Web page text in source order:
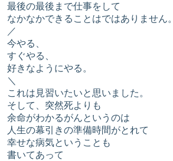
最後の最後まで仕事をして
なかなかできることはではありません。
／
今やる、
すぐやる、
好きなようにやる。
＼
これは見習いたいと思いました。
そして、突然死よりも
余命がわかるがんというのは
人生の幕引きの準備時間がとれて
幸せな病気ということも
書いてあって